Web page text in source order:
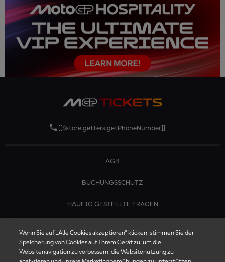
[[$store.getters.getPhoneNumber]]
AGB
BUCHUNGSSCHUTZ
HAUFIG GESTELLTE FRAGEN
Wenn Sie auf „Alle Cookies akzeptieren“ klicken, stimmen Sie der
Speicherung von Cookies auf Ihrem Gerät zu, um die
Websitenavigation zu verbessern, die Websitenutzung zu